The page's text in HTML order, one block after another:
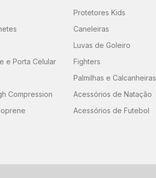
e Porta Celular
Compression
Protetores Kids
Caneleiras
Luvas de Goleiro
Fighters
Palmilhas e Calcanheiras
Acessórios de Natação
Acessórios de Futebol